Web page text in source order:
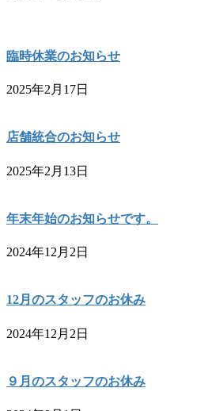
臨時休業のお知らせ
2025年2月17日
店舗統合のお知らせ
2025年2月13日
年末年始のお知らせです。
2024年12月2日
12月のスタッフのお休み
2024年12月2日
９月のスタッフのお休み